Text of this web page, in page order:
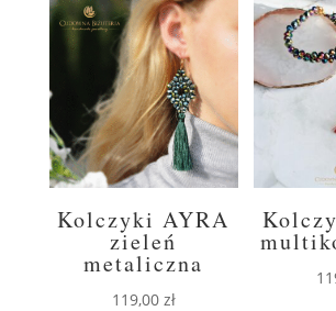
Kolczyki AYRA
zieleń
metaliczna
119,00 zł